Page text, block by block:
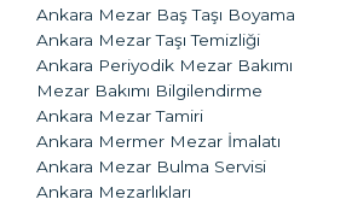
Ankara Mezar Baş Taşı Boyama
Ankara Mezar Taşı Temizliği
Ankara Periyodik Mezar Bakımı
Mezar Bakımı Bilgilendirme
Ankara Mezar Tamiri
Ankara Mermer Mezar İmalatı
Ankara Mezar Bulma Servisi
Ankara Mezarlıkları